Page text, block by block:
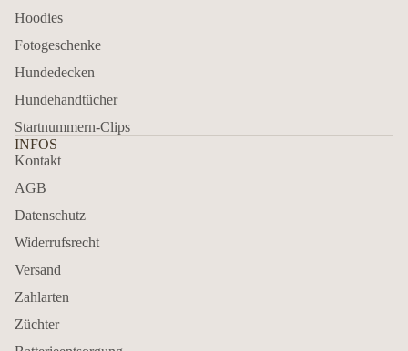
Hoodies
Fotogeschenke
Hundedecken
Hundehandtücher
Startnummern-Clips
INFOS
Kontakt
AGB
Datenschutz
Widerrufsrecht
Versand
Zahlarten
Züchter